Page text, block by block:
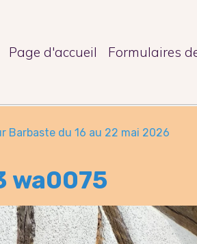
Page d'accueil Formulaires
Barbaste du 16 au 22 mai 2026
wa0075